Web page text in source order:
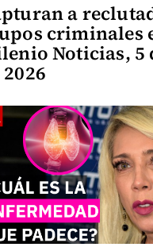
a
criminales
Noticias, 5
2026